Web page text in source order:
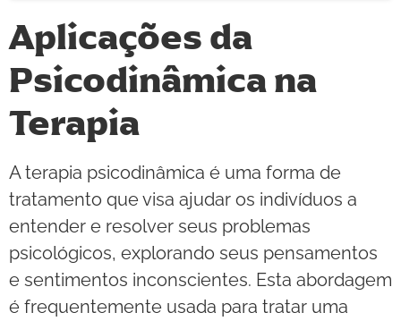
Aplicações da
Psicodinâmica na
Terapia
A terapia psicodinâmica é uma forma de
tratamento que visa ajudar os indivíduos a
entender e resolver seus problemas
psicológicos, explorando seus pensamentos
e sentimentos inconscientes. Esta abordagem
é frequentemente usada para tratar uma